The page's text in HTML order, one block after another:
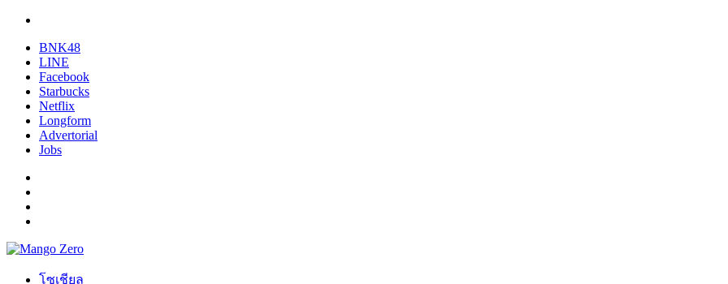
BNK48
LINE
Facebook
Starbucks
Netflix
Longform
Advertorial
Jobs
โซเชียล